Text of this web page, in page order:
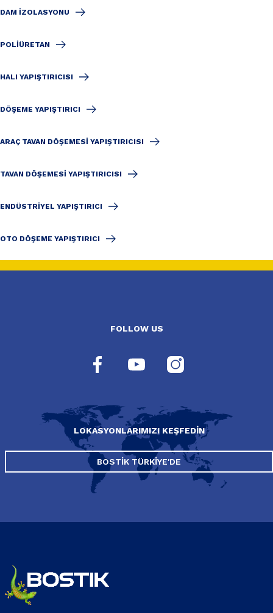
DAM IZOLASYONU
POLIÜRETAN
HALI YAPIŞTIRICISI
DÖŞEME YAPIŞTIRICI
ARAÇ TAVAN DÖŞEMESI YAPIŞTIRICISI
TAVAN DÖŞEMESI YAPIŞTIRICISI
ENDÜSTRIYEL YAPIŞTIRICI
OTO DÖŞEME YAPIŞTIRICI
FOLLOW US
LOKASYONLARIMIZI KEŞFEDIN
BOSTIK TÜRKIYE'DE